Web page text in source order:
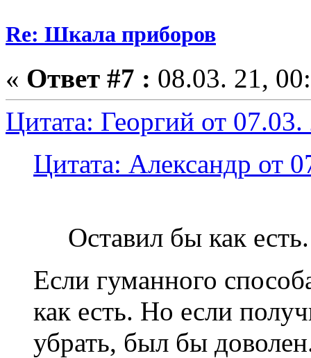
Re: Шкала приборов
« Ответ #7 : 08.03. 21,
Цитата: Георгий от
Цитата: Александр от
Оставил бы как есть.
Если гуманного
как есть. Но если
убрать, был бы